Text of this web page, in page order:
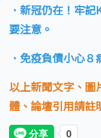
．新冠仍在！牢
要注意。
．免疫負債小心
以上新聞文字、圖
體、論壇引用請註